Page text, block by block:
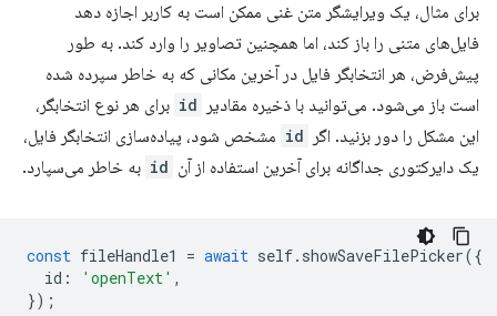
برای مثال، یک ویرایشگر متن غنی ممکن است به کاربر اجازه دهد
فایل‌های متنی را باز کند، اما همچنین تصاویر را وارد کند. به طور
پیش‌فرض، هر انتخابگر فایل در آخرین مکانی که به خاطر سپرده شده
است باز می‌شود. می‌توانید با ذخیره مقادیر
id برای هر نوع انتخابگر،
این مشکل را دور بزنید. اگر
id مشخص شود، پیاده‌سازی انتخابگر فایل،
یک دایرکتوری جداگانه برای آخرین استفاده از آن id به خاطر می‌سپارد.
const fileHandle1 = await self. showSaveFilePicker({
id : 'openText' ,
});